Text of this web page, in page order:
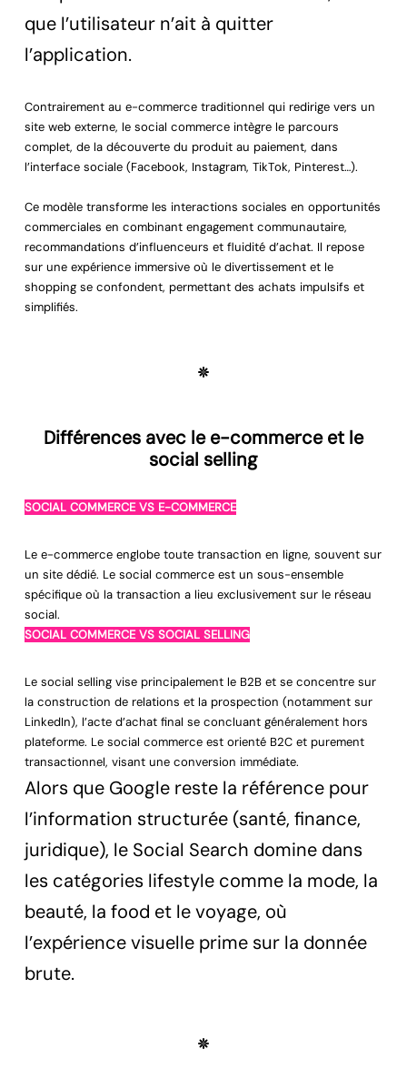
que l’utilisateur n’ait à quitter
l’application.
Contrairement au e-commerce traditionnel qui redirige vers un
site web externe, le social commerce intègre le parcours
complet, de la découverte du produit au paiement, dans
l’interface sociale (Facebook, Instagram, TikTok, Pinterest…).
Ce modèle transforme les interactions sociales en opportunités
commerciales en combinant engagement communautaire,
recommandations d’influenceurs et fluidité d’achat. Il repose
sur une expérience immersive où le divertissement et le
shopping se confondent, permettant des achats impulsifs et
simplifiés.
Différences avec le e-commerce et le
social selling
SOCIAL COMMERCE VS E-COMMERCE
Le e-commerce englobe toute transaction en ligne, souvent sur
un site dédié. Le social commerce est un sous-ensemble
spécifique où la transaction a lieu exclusivement sur le réseau
social.
SOCIAL COMMERCE VS SOCIAL SELLING
Le social selling vise principalement le B2B et se concentre sur
la construction de relations et la prospection (notamment sur
LinkedIn), l’acte d’achat final se concluant généralement hors
plateforme. Le social commerce est orienté B2C et purement
transactionnel, visant une conversion immédiate.
Alors que Google reste la référence pour
l’information structurée (santé, finance,
juridique), le Social Search domine dans
les catégories lifestyle comme la mode, la
beauté, la food et le voyage, où
l’expérience visuelle prime sur la donnée
brute.